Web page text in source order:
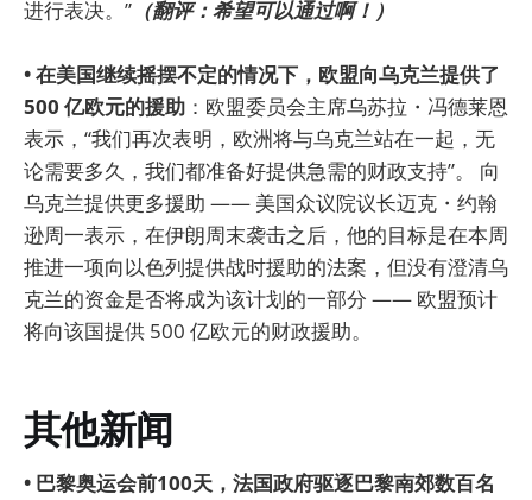
进行表决。” （翻评：希望可以通过啊！）
• 在美国继续摇摆不定的情况下，欧盟向乌克兰提供了
500 亿欧元的援助 ：欧盟委员会主席乌苏拉・冯德莱恩
表示，“我们再次表明，欧洲将与乌克兰站在一起，无
论需要多久，我们都准备好提供急需的财政支持”。 向
乌克兰提供更多援助 —— 美国众议院议长迈克・约翰
逊周一表示，在伊朗周末袭击之后，他的目标是在本周
推进一项向以色列提供战时援助的法案，但没有澄清乌
克兰的资金是否将成为该计划的一部分 —— 欧盟预计
将向该国提供 500 亿欧元的财政援助。
其他新闻
• 巴黎奥运会前100天，法国政府驱逐巴黎南郊数百名